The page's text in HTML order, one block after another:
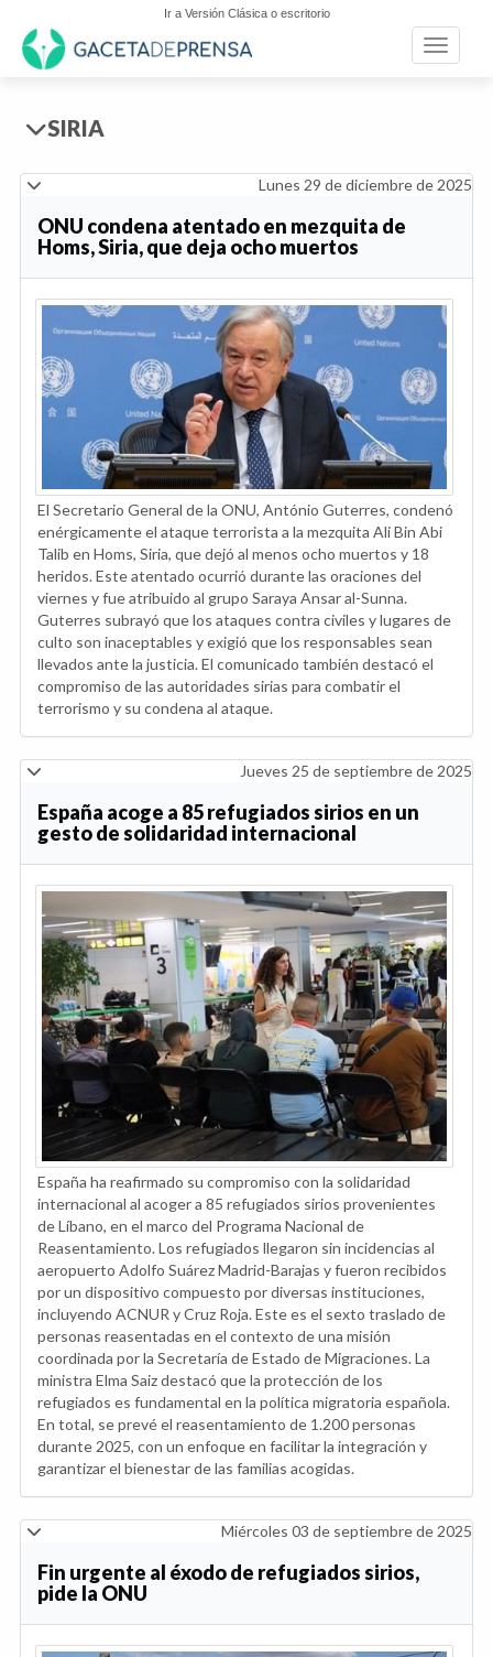
Ir a Versión Clásica o escritorio
Toggle
SIRIA
Lunes 29 de diciembre de 2025
ONU condena atentado en mezquita de
Homs, Siria, que deja ocho muertos
El Secretario General de la ONU, António Guterres, condenó
enérgicamente el ataque terrorista a la mezquita Ali Bin Abi
Talib en Homs, Siria, que dejó al menos ocho muertos y 18
heridos. Este atentado ocurrió durante las oraciones del
viernes y fue atribuido al grupo Saraya Ansar al-Sunna.
Guterres subrayó que los ataques contra civiles y lugares de
culto son inaceptables y exigió que los responsables sean
llevados ante la justicia. El comunicado también destacó el
compromiso de las autoridades sirias para combatir el
terrorismo y su condena al ataque.
Jueves 25 de septiembre de 2025
España acoge a 85 refugiados sirios en un
gesto de solidaridad internacional
España ha reafirmado su compromiso con la solidaridad
internacional al acoger a 85 refugiados sirios provenientes
de Líbano, en el marco del Programa Nacional de
Reasentamiento. Los refugiados llegaron sin incidencias al
aeropuerto Adolfo Suárez Madrid-Barajas y fueron recibidos
por un dispositivo compuesto por diversas instituciones,
incluyendo ACNUR y Cruz Roja. Este es el sexto traslado de
personas reasentadas en el contexto de una misión
coordinada por la Secretaría de Estado de Migraciones. La
ministra Elma Saiz destacó que la protección de los
refugiados es fundamental en la política migratoria española.
En total, se prevé el reasentamiento de 1.200 personas
durante 2025, con un enfoque en facilitar la integración y
garantizar el bienestar de las familias acogidas.
Miércoles 03 de septiembre de 2025
Fin urgente al éxodo de refugiados sirios,
pide la ONU